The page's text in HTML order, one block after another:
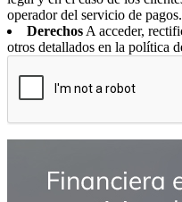
operador del servicio de pagos.
Derechos A acceder,
otros detallados en la política